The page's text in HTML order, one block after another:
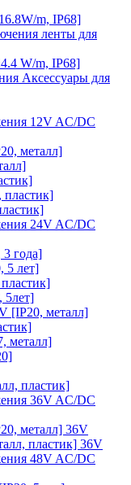
m, IP68]
ленты для
W/m, IP68]
Аксессуары для
AC/DC
металл]
пластик]
AC/DC
года]
5 лет]
5лет]
[IP20, металл]
металл]
пластик]
AC/DC
металл] 36V
пластик] 36V
AC/DC